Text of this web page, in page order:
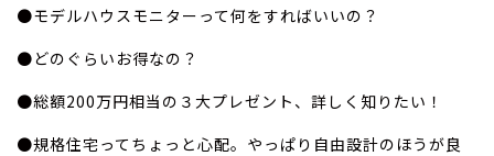
●モデルハウスモニターって何をすればいいの？
●どのぐらいお得なの？
●総額200万円相当の３大プレゼント、詳しく知りたい！
●規格住宅ってちょっと心配。やっぱり自由設計のほうが良